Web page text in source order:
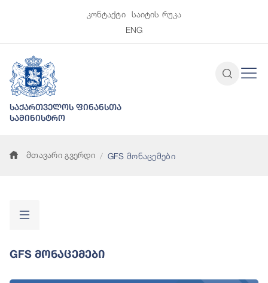
კონტაქტი
საიტის რუკა
ENG
საქართველოს ფინანსთა
სამინისტრო
მთავარი გვერდი GFS მონაცემები
GFS Მონაცემები